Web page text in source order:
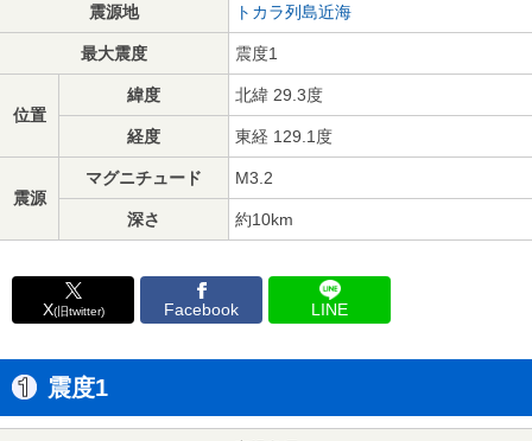
震源地 トカラ列島近海
最大震度 震度1
位置
緯度 北緯 29.3度
経度 東経 129.1度
震源
マグニチュード M3.2
深さ 約10km
X(旧twitter) Facebook LINE
震度1